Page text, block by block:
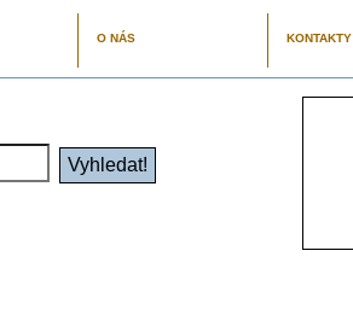
O NÁS KONTAKTY